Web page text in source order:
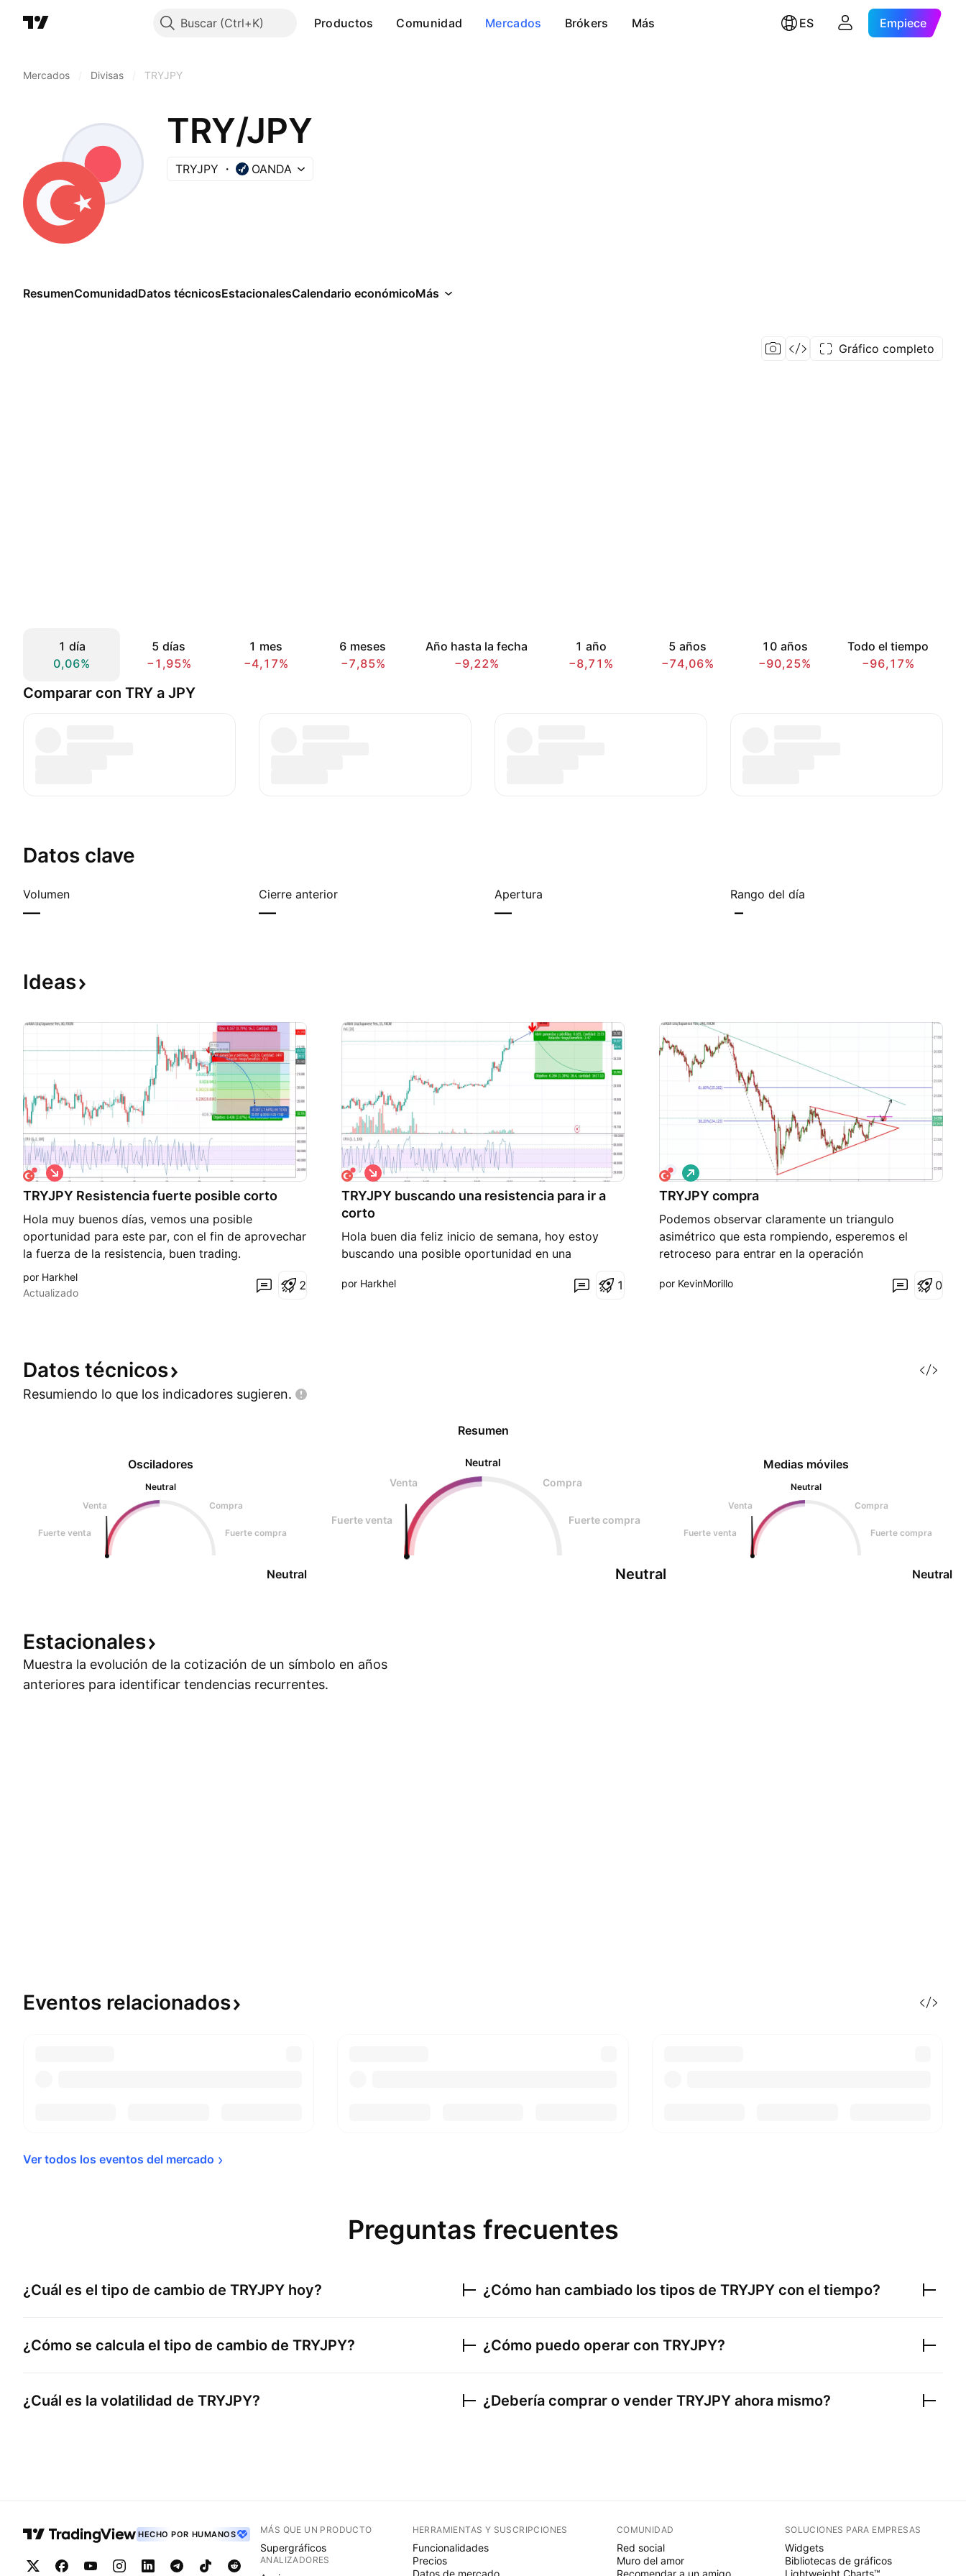
Buscar Productos Comunidad Mercados Brókers Más ES Empiece
Mercados Divisas TRYJPY
TRY/JPY
TRYJPY OANDA
ResumenComunidadDatos técnicosEstacionalesCalendario económicoMás
Gráfico completo
1 día
0,06%
5 días
−1,95%
1 mes
−4,17%
6 meses
−7,85%
Año hasta la fecha
−9,22%
1 año
−8,71%
5 años
−74,06%
10 años
−90,25%
Todo el tiempo
−96,17%
Comparar con TRY a JPY
Datos clave
Volumen
—
Cierre anterior
—
Apertura
—
Rango del día
–
Ideas
TRYJPY Resistencia fuerte posible corto
Hola muy buenos días, vemos una posible
oportunidad para este par, con el fin de aprovechar
la fuerza de la resistencia, buen trading.
C
o
r
o
por Harkhel
Actualizado
2
TRYJPY buscando una resistencia para ir a
corto
Hola buen dia feliz inicio de semana, hoy estoy
buscando una posible oportunidad en una
una posición en corto, con el fin de aprovechar que
C
o
r
t
o
por Harkhel 1
TRYJPY compra
Podemos observar claramente un triangulo
asimétrico que esta rompiendo, esperemos el
retroceso para entrar en la operación
L
a
r
o
por KevinMorillo 0
Datos técnicos
Resumiendo lo que los indicadores sugieren.
Osciladores
Neutral
Venta
Compra
Fuerte venta Fuerte compra
Neutral
Resumen
Neutral
Venta
Compra
Fuerte venta Fuerte compra
Neutral
Medias móviles
Neutral
Venta
Compra
Fuerte venta Fuerte compra
Neutral
Estacionales
Muestra la evolución de la cotización de un símbolo en años
anteriores para identificar tendencias recurrentes.
Eventos relacionados
Ver todos los eventos del mercado
Preguntas frecuentes
¿Cuál es el tipo de cambio de TRYJPY hoy?
¿Cómo se calcula el tipo de cambio de TRYJPY?
¿Cuál es la volatilidad de TRYJPY?
¿Cómo han cambiado los tipos de TRYJPY con el tiempo?
¿Cómo puedo operar con TRYJPY?
¿Debería comprar o vender TRYJPY ahora mismo?
HECHO POR HUMANOS MÁS QUE UN PRODUCTO
Supergráficos
ANALIZADORES
HERRAMIENTAS Y SUSCRIPCIONES
Funcionalidades
Precios
Datos de mercado
COMUNIDAD
Red social
Muro del amor
Recomendar a un amigo
SOLUCIONES PARA EMPRESAS
Widgets
Bibliotecas de gráficos
Lightweight Charts™